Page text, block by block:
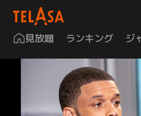
見放題 ランキング ジ